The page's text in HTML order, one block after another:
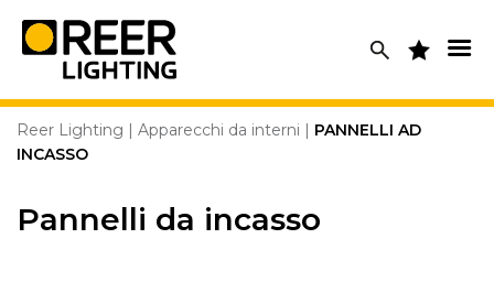
content
Reer Lighting | Apparecchi da interni | PANNELLI AD
INCASSO
Pannelli da incasso